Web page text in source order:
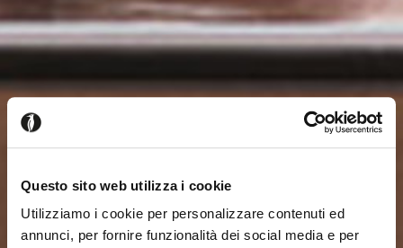
Questo sito web utilizza i cookie
Utilizziamo i cookie per personalizzare contenuti ed
annunci, per fornire funzionalità dei social media e per